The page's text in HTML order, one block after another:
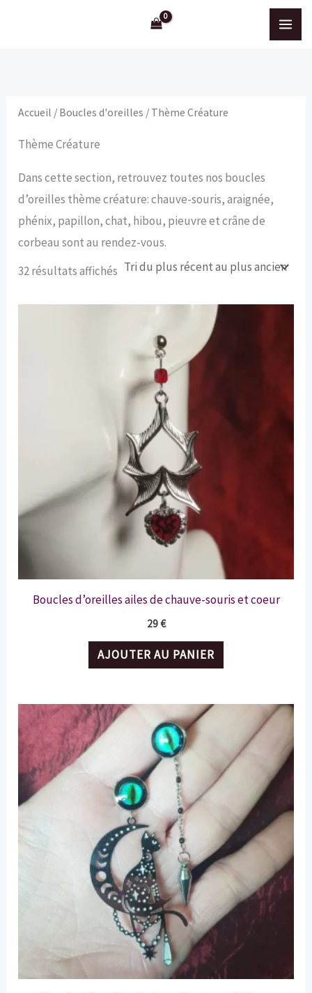
Accueil / Boucles d'oreilles / Thème Créature
Thème Créature
Dans cette section, retrouvez toutes nos boucles
d’oreilles thème créature: chauve-souris, araignée,
phénix, papillon, chat, hibou, pieuvre et crâne de
corbeau sont au rendez-vous.
32 résultats affichés Trié
récent
Boucles d’oreilles ailes de chauve-souris et coeur
29€
AJOUTER AU PANIER